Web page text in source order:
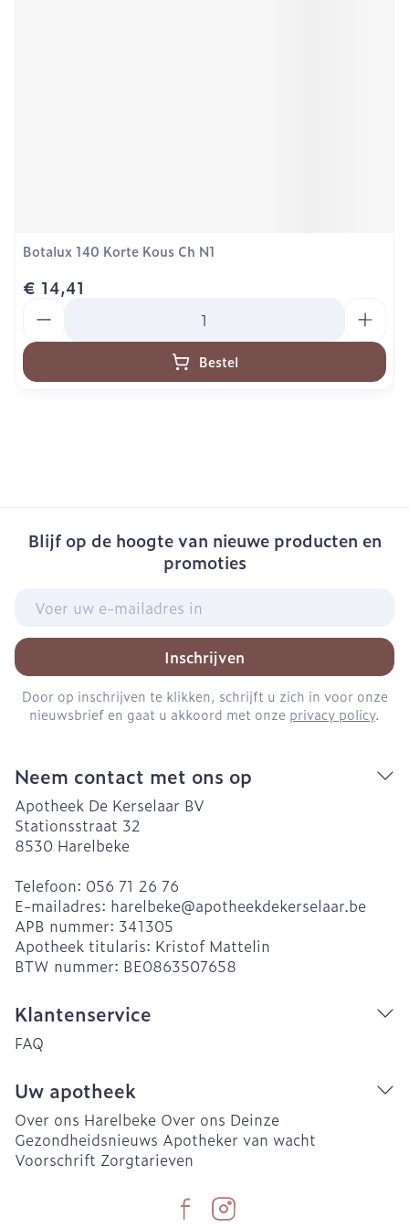
Botalux 140 Korte Kous Ch N1
€ 14,41
Bestel
Blijf op de hoogte van nieuwe producten en
promoties
Inschrijven
Door op inschrijven te klikken, schrijft u zich in voor onze
nieuwsbrief en gaat u akkoord met onze privacy policy.
Neem contact met ons op
Apotheek De Kerselaar BV
Stationsstraat 32
8530 Harelbeke
Telefoon: 056 71 26 76
E-mailadres: harelbeke@apotheekdekerselaar.be
APB nummer: 341305
Apotheek titularis: Kristof Mattelin
BTW nummer: BE0863507658
Klantenservice
FAQ
Uw apotheek
Over ons Harelbeke Over ons Deinze
Gezondheidsnieuws Apotheker van wacht
Voorschrift Zorgtarieven